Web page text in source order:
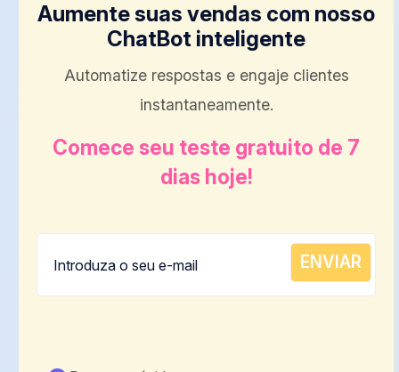
Aumente suas vendas com nosso
ChatBot inteligente
Automatize respostas e engaje clientes
instantaneamente.
Comece seu teste gratuito de 7
dias hoje!